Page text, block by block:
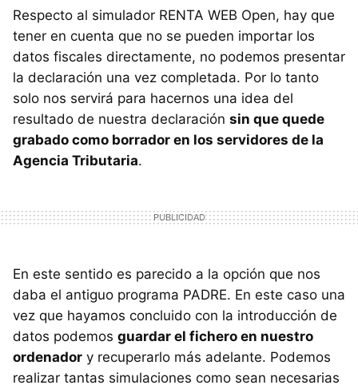
Respecto al simulador RENTA WEB Open, hay que
tener en cuenta que no se pueden importar los
datos fiscales directamente, no podemos presentar
la declaración una vez completada. Por lo tanto
solo nos servirá para hacernos una idea del
resultado de nuestra declaración sin que quede
grabado como borrador en los servidores de la
Agencia Tributaria.
En este sentido es parecido a la opción que nos
daba el antiguo programa PADRE. En este caso una
vez que hayamos concluido con la introducción de
datos podemos guardar el fichero en nuestro
ordenador y recuperarlo más adelante. Podemos
realizar tantas simulaciones como sean necesarias